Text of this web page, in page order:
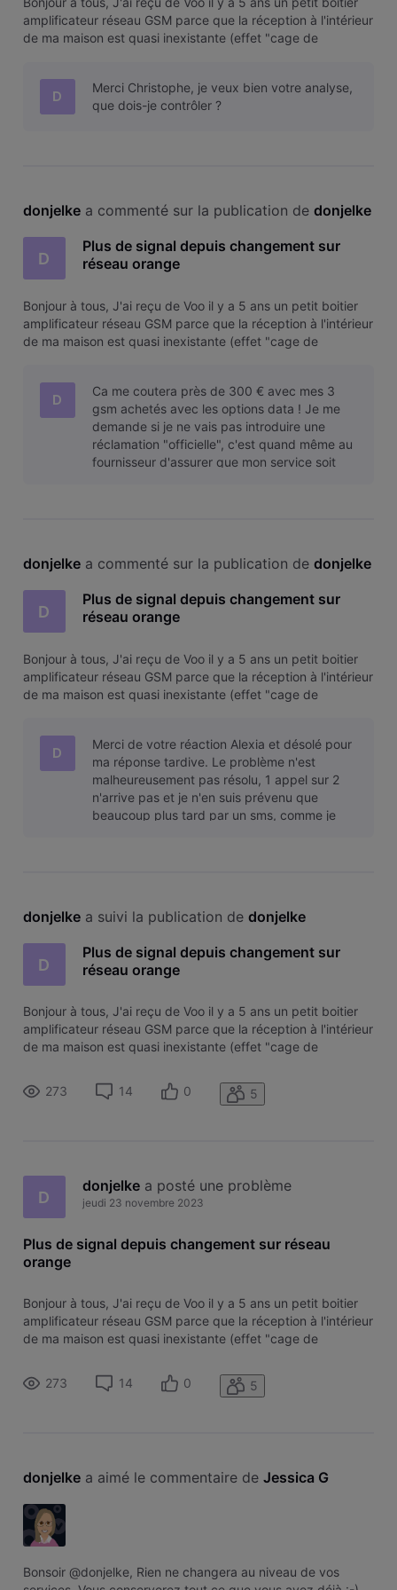
amplificateur réseau GSM parce que la réception à l'intérieur
de ma maison est quasi inexistante (effet "cage de
dernière.
D
Merci Christophe, je veux bien votre analyse,
que dois-je contrôler ?
donjelke a commenté sur la publication de donjelke
D
Plus de signal depuis changement sur
réseau orange
Bonjour à tous, J'ai reçu de Voo il y a 5 ans un petit boitier
amplificateur réseau GSM parce que la réception à l'intérieur
de ma maison est quasi inexistante (effet "cage de
dernière.
D
Ca me coutera près de 300 € avec mes 3
gsm achetés avec les options data ! Je me
demande si je ne vais pas introduire une
réclamation "officielle", c'est quand même au
fournisseur d'assurer que mon service soit
donjelke a commenté sur la publication de donjelke
D
Plus de signal depuis changement sur
réseau orange
Bonjour à tous, J'ai reçu de Voo il y a 5 ans un petit boitier
amplificateur réseau GSM parce que la réception à l'intérieur
de ma maison est quasi inexistante (effet "cage de
dernière.
D
Merci de votre réaction Alexia et désolé pour
ma réponse tardive. Le problème n'est
malheureusement pas résolu, 1 appel sur 2
n'arrive pas et je n'en suis prévenu que
beaucoup plus tard par un sms, comme je
donjelke a suivi la publication de donjelke
D
Plus de signal depuis changement sur
réseau orange
Bonjour à tous, J'ai reçu de Voo il y a 5 ans un petit boitier
amplificateur réseau GSM parce que la réception à l'intérieur
de ma maison est quasi inexistante (effet "cage de
le problème et fonctionnait très bien encore la semaine
dernière.
273 14 0 5
D
donjelke a posté une problème
jeudi 23 novembre 2023
Plus de signal depuis changement sur réseau
orange
Bonjour à tous, J'ai reçu de Voo il y a 5 ans un petit boitier
amplificateur réseau GSM parce que la réception à l'intérieur
de ma maison est quasi inexistante (effet "cage de
le problème et fonctionnait très bien encore la semaine
dernière.
273 14 0 5
donjelke a aimé le commentaire de Jessica G
Bonsoir @donjelke, Rien ne changera au niveau de vos